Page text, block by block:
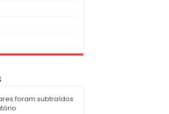
foram subtraídos